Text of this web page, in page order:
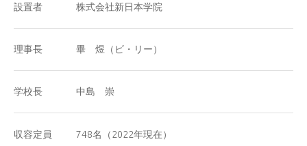
設置者 株式会社新日本学院
理事長 畢 煜（ビ・リー）
学校長 中島 崇
収容定員 748名（2022年現在）